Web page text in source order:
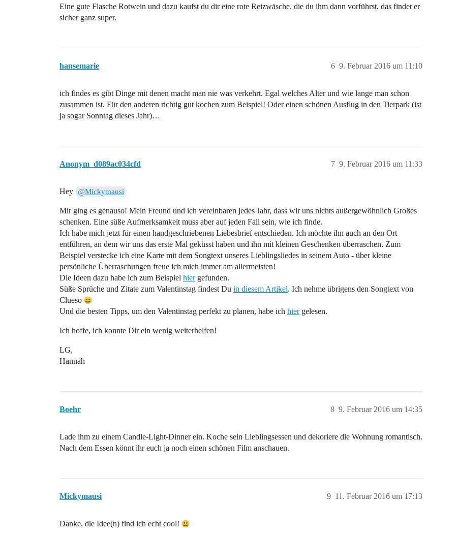
Eine gute Flasche Rotwein und dazu kaufst du dir eine rote Reizwäsche, die du ihm dann vorführst, das findet er
sicher ganz super.
hansemarie 9. Februar 2016 um 11:10
6
ich findes es gibt Dinge mit denen macht man nie was verkehrt. Egal welches Alter und wie lange man schon
zusammen ist. Für den anderen richtig gut kochen zum Beispiel! Oder einen schönen Ausflug in den Tierpark (ist
ja sogar Sonntag dieses Jahr)…
Anonym_d089ac034cfd 9. Februar 2016 um 11:33
7
Hey @Mickymausi
Mir ging es genauso! Mein Freund und ich vereinbaren jedes Jahr, dass wir uns nichts außergewöhnlich Großes
schenken. Eine süße Aufmerksamkeit muss aber auf jeden Fall sein, wie ich finde.
Ich habe mich jetzt für einen handgeschriebenen Liebesbrief entschieden. Ich möchte ihn auch an den Ort
entführen, an dem wir uns das erste Mal geküsst haben und ihn mit kleinen Geschenken überraschen. Zum
Beispiel verstecke ich eine Karte mit dem Songtext unseres Lieblingsliedes in seinem Auto - über kleine
persönliche Überraschungen freue ich mich immer am allermeisten!
Die Ideen dazu habe ich zum Beispiel hiergefunden.
Süße Sprüche und Zitate zum Valentinstag findest Du in diesem Artikel. Ich nehme übrigens den Songtext von
Clueso
Und die besten Tipps, um den Valentinstag perfekt zu planen, habe ich hiergelesen.
Ich hoffe, ich konnte Dir ein wenig weiterhelfen!
LG,
Hannah
Boehr 9. Februar 2016 um 14:35
8
Lade ihm zu einem Candle-Light-Dinner ein. Koche sein Lieblingsessen und dekoriere die Wohnung romantisch.
Nach dem Essen könnt ihr euch ja noch einen schönen Film anschauen.
Mickymausi 11. Februar 2016 um 17:13
9
Danke, die Idee(n) find ich echt cool!